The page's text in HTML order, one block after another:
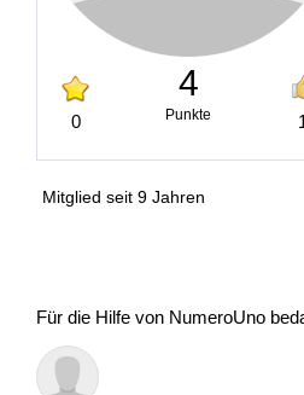
0
4
Punkte
Mitglied seit 9 Jahren
Für die Hilfe von NumeroUno